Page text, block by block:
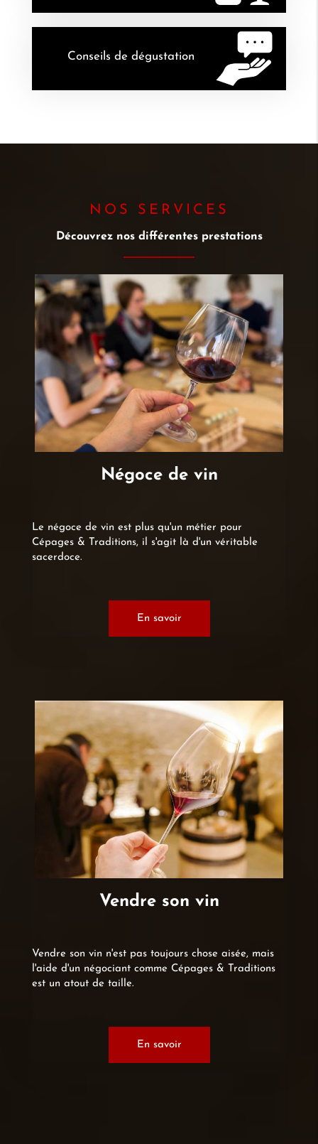
Conseils de dégustation
NOS SERVICES
Découvrez nos différentes prestations
Négoce de vin
Le négoce de vin est plus qu'un métier pour
Cépages & Traditions, il s'agit là d'un véritable
sacerdoce.
En savoir
Vendre son vin
Vendre son vin n'est pas toujours chose aisée, mais
l'aide d'un négociant comme Cépages & Traditions
est un atout de taille.
En savoir